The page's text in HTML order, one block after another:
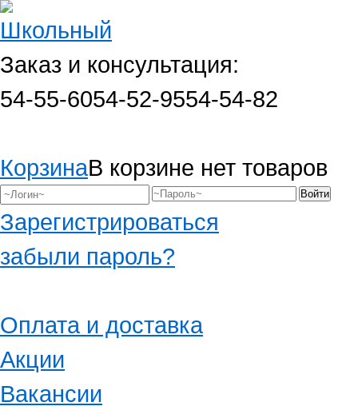
Заказ и консультация:
54-55-6054-52-9554-54-82
КорзинаВ корзине нет товаров
Зарегистрироваться
забыли пароль?
Оплата и доставка
Акции
Вакансии